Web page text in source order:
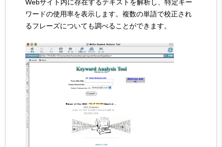
Webサイト内に存在するテキストを解析し、特定キー
ワードの使用率を表示します。複数の単語で校正され
るフレーズについても調べることができます。